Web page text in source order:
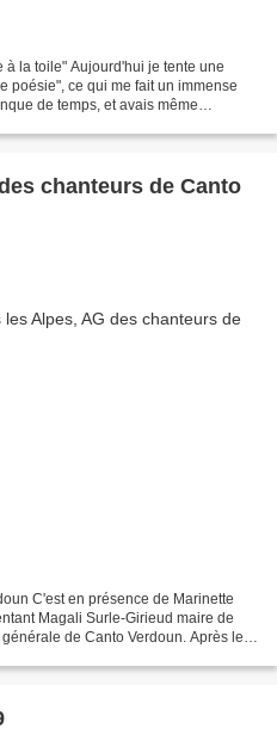
la toile" Aujourd'hui je tente une
poésie", ce qui me fait un immense
de temps, et avais même
de Canto
C'est en présence de Marinette
Magali Surle-Girieud maire de
de Canto Verdoun. Après les